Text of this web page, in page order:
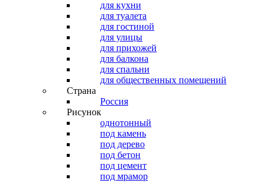
для кухни
для туалета
для гостиной
для улицы
для прихожей
для балкона
для спальни
для общественных помещений
Страна
Россия
Рисунок
однотонный
под камень
под дерево
под бетон
под цемент
под мрамор